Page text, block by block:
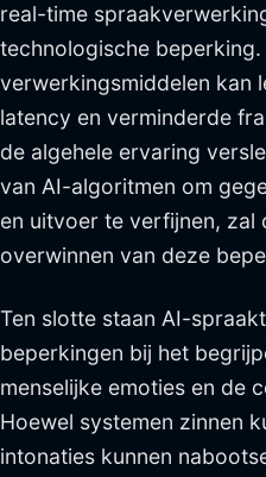
real-time
technologische
verwerkingsmiddelen kan
latency en verminderde
de algehele ervaring
van AI-algoritmen om
en uitvoer te verfijnen, zal
overwinnen van deze
Ten slotte staan AI-
beperkingen bij het
menselijke emoties en de
Hoewel systemen zinnen
intonaties kunnen